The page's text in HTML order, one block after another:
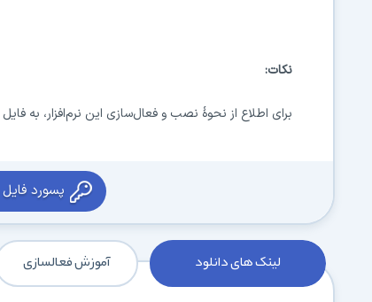
نکات:
برای اطلاع از نحوهٔ نصب و فعال‌سازی این نرم‌افزار، به
پسورد
لینک های دانلود آموزش فعالسازی